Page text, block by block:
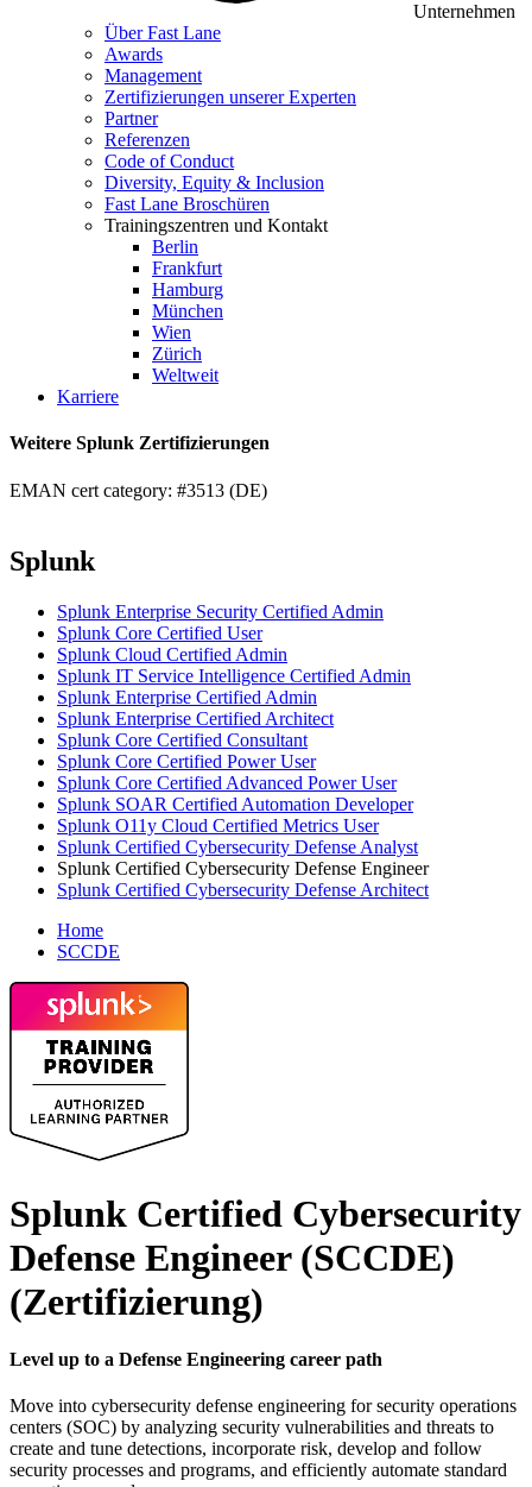
Unternehmen
Über Fast Lane
Awards
Management
Zertifizierungen unserer Experten
Partner
Referenzen
Code of Conduct
Diversity, Equity & Inclusion
Fast Lane Broschüren
Trainingszentren und Kontakt
Berlin
Frankfurt
Hamburg
München
Wien
Zürich
Weltweit
Karriere
Weitere Splunk Zertifizierungen
EMAN cert category: #3513 (DE)
Splunk
Splunk Enterprise Security Certified Admin
Splunk Core Certified User
Splunk Cloud Certified Admin
Splunk IT Service Intelligence Certified Admin
Splunk Enterprise Certified Admin
Splunk Enterprise Certified Architect
Splunk Core Certified Consultant
Splunk Core Certified Power User
Splunk Core Certified Advanced Power User
Splunk SOAR Certified Automation Developer
Splunk O11y Cloud Certified Metrics User
Splunk Certified Cybersecurity Defense Analyst
Splunk Certified Cybersecurity Defense Engineer
Splunk Certified Cybersecurity Defense Architect
Home
SCCDE
Splunk Certified Cybersecurity
Defense Engineer (SCCDE)
(Zertifizierung)
Level up to a Defense Engineering career path
Move into cybersecurity defense engineering for security operations
centers (SOC) by analyzing security vulnerabilities and threats to
create and tune detections, incorporate risk, develop and follow
security processes and programs, and efficiently automate standard